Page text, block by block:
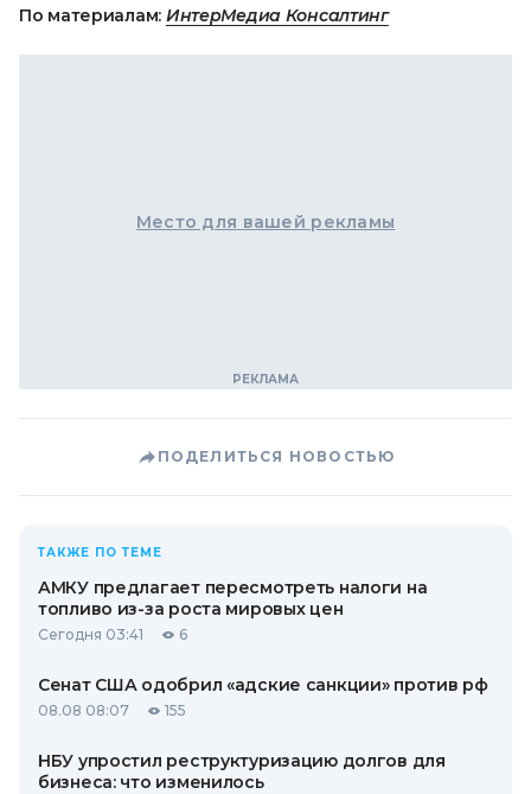
По материалам: ИнтерМедиа Консалтинг
Место для вашей рекламы
ПОДЕЛИТЬСЯ НОВОСТЬЮ
ТАКЖЕ ПО ТЕМЕ
АМКУ предлагает пересмотреть налоги на
топливо из-за роста мировых цен
Сегодня 03:41 6
Сенат США одобрил «адские санкции» против рф
08.08 08:07 155
НБУ упростил реструктуризацию долгов для
бизнеса: что изменилось